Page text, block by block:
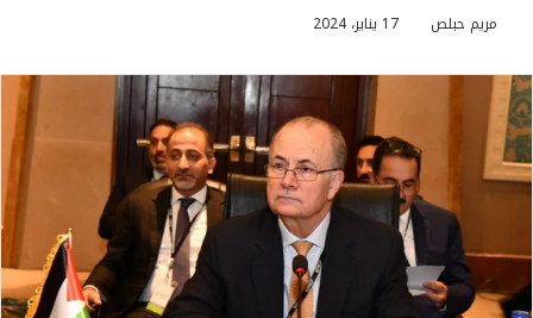
مريم حبلص 17 يناير، 2024